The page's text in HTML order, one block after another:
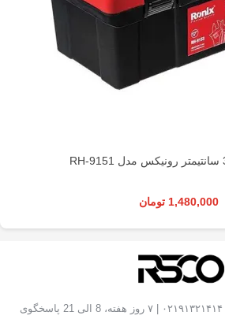
1,480,000 تومان
| ۷ روز هفته، 8 الی 21 پاسخگوی